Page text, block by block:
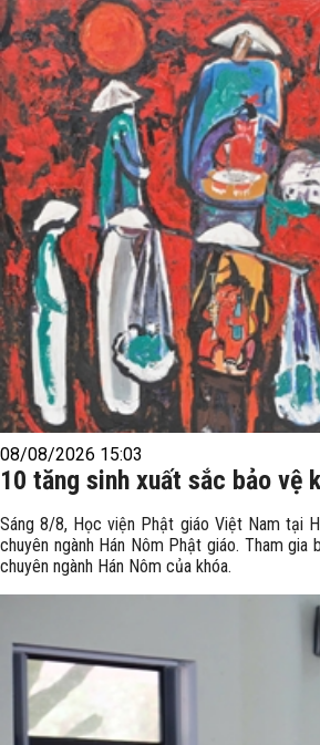
08/08/2026 15:03
10 tăng sinh xuất sắc bảo vệ
Sáng 8/8, Học viện Phật giáo Việt Nam tại
chuyên ngành Hán Nôm Phật giáo. Tham
chuyên ngành Hán Nôm của khóa.